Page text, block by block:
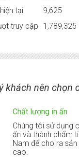
tại
9,625
truy cập
1,789,325
khách nên chọn
Chất lượng in ấn
Chúng tôi sử dụng
ấn và thành phẩm
Nam để cho ra
cao.